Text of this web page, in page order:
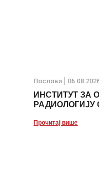
Послови
ИНСТИТУТ ЗА
РАДИОЛОГИЈУ
Прочитај више